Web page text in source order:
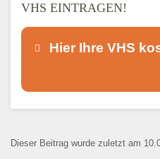
VHS EINTRAGEN!
Hier Ihre VHS
Dieser Beitrag wurde zuletzt am